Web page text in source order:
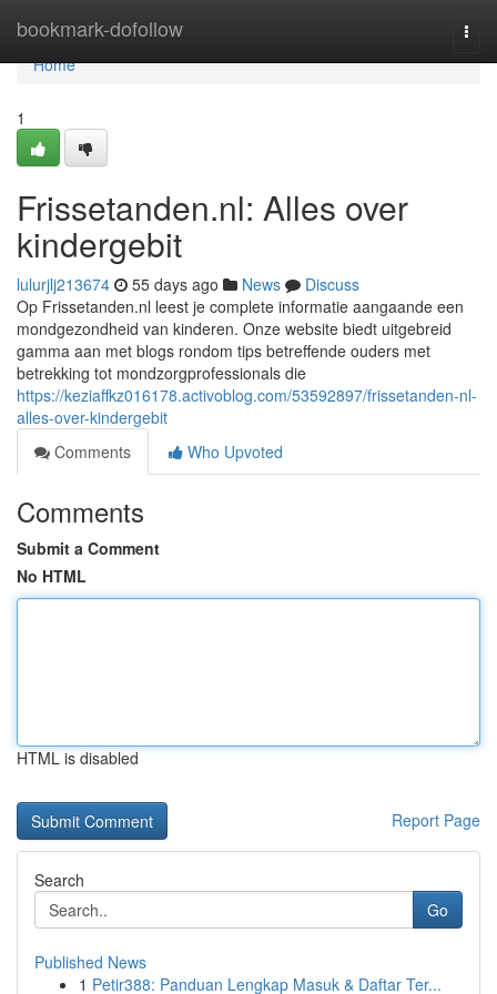
bookmark-dofollow
Home
Home
1
Frissetanden.nl: Alles over
kindergebit
lulurjlj213674 55 days ago News
Discuss
Op Frissetanden.nl leest je complete informatie aangaande een
mondgezondheid van kinderen. Onze website biedt uitgebreid
gamma aan met blogs rondom tips betreffende ouders met
betrekking tot mondzorgprofessionals die
https://keziaffkz016178.activoblog.com/53592897/frissetanden-nl-
alles-over-kindergebit
Comments
Who Upvoted
Comments
Submit a Comment
No HTML
HTML is disabled
Report Page
Search
Go
Published News
1 Petir388: Panduan Lengkap Masuk & Daftar Ter...